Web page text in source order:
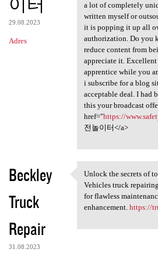
29.08.2023
Adres
a lot of completely
written myself or
it is popping it up all
authorization. Do you
reduce content from
appreciate it.
apprentice while you
i subscribe for a blog
acceptable deal. I had
this your broadcast
href="https://
전놀이터</a>
Beckley
Truck
Repair
31.08.2023
Unlock the
Unlock the secrets of
Vehicles truck
for flawless
enhancement. https://